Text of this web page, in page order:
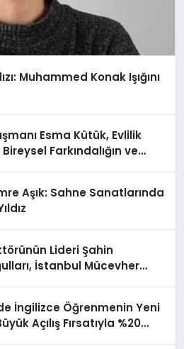
Muhammed Konak Işığını
Esma Kütük, Evlilik
Farkındalığın ve
Aşık: Sahne Sanatlarında
Lideri Şahin
İstanbul Mücevher
İngilizce Öğrenmenin Yeni
Açılış Fırsatıyla %20